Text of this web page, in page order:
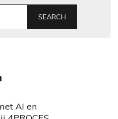
SEARCH
AI en